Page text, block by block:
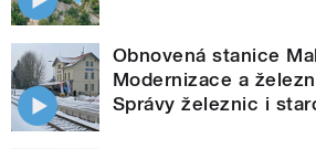
Obnovená stanice
Modernizace a
Správy železnic i